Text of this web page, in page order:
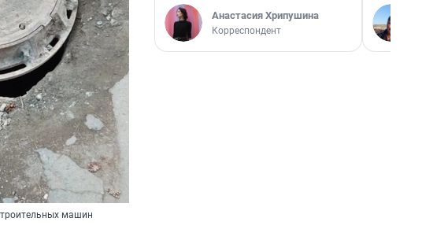
машин
Анастасия Хрипушина
Корреспондент